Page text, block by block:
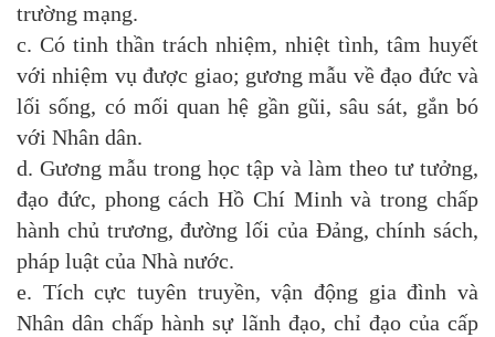
trường mạng.
c. Có tinh thần trách nhiệm, nhiệt tình, tâm huyết
với nhiệm vụ được giao; gương mẫu về đạo đức và
lối sống, có mối quan hệ gần gũi, sâu sát, gắn bó
với Nhân dân.
d. Gương mẫu trong học tập và làm theo tư tưởng,
đạo đức, phong cách Hồ Chí Minh và trong chấp
hành chủ trương, đường lối của Đảng, chính sách,
pháp luật của Nhà nước.
e. Tích cực tuyên truyền, vận động gia đình và
Nhân dân chấp hành sự lãnh đạo, chỉ đạo của cấp